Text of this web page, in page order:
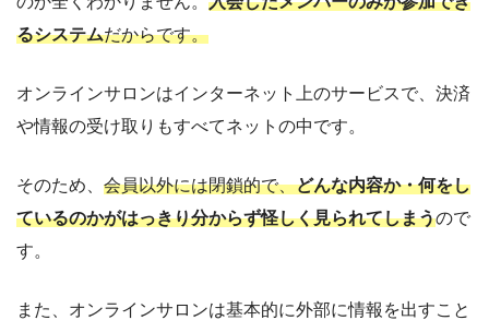
るシステムだからです。
オンラインサロンはインターネット上のサービスで、決済
や情報の受け取りもすべてネットの中です。
そのため、 会員以外には閉鎖的で、どんな内容か・何をし
ているのかがはっきり分からず怪しく見られてしまうので
す。
また、オンラインサロンは基本的に外部に情報を出すこと